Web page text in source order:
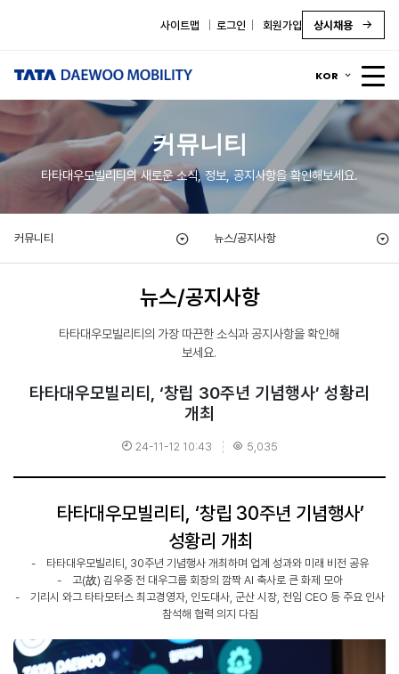
사이트맵 로그인 회원가입 상시채용
KOR
커뮤니티
타타대우모빌리티의 새로운 소식, 정보, 공지사항을 확인해보세요.
커뮤니티 뉴스/공지사항
뉴스/공지사항
타타대우모빌리티의 가장 따끈한 소식과 공지사항을 확인해
보세요.
타타대우모빌리티, ‘창립 30주년 기념행사’ 성황리
개최
24-11-12 10:43 5,035
타타대우모빌리티 , ‘창립 30주년 기념행사’
성황리 개최
- 타타대우모빌리티 , 30주년 기념행사 개최하며 업계 성과와 미래 비전 공유
-
고(故) 김우중 전 대우그룹 회장의 깜짝AI 축사로 큰 화제 모아
-
기리시 와그 타타모터스 최고경영자, 인도대사, 군산 시장, 전임 CEO 등 주요 인사
참석해 협력 의지 다짐